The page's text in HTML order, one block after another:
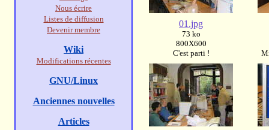
01.jpg
73 ko
800X600
C'est parti !
Nous écrire
Listes de diffusion
Devenir membre
Wiki
Modifications récentes
GNU/Linux
Anciennes nouvelles
Articles